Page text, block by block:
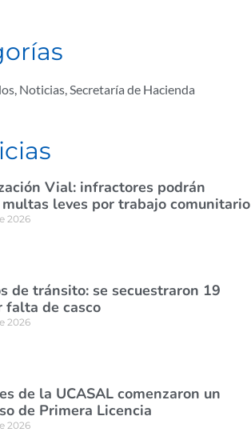
, Noticias,Secretaría de Hacienda
Vial: infractores podrán
leves por trabajo comunitario
2026
de tránsito: se secuestraron 19
falta de casco
2026
de la UCASAL comenzaron un
de Primera Licencia
2026